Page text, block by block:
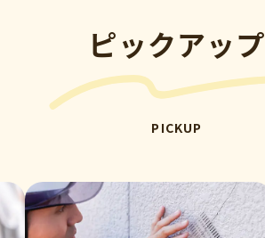
ピックアップ
PICKUP